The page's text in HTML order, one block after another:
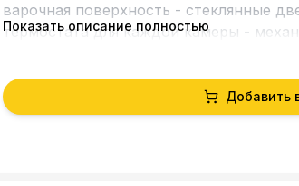
варочная поверхность - стеклянные
термостата для каждой камеры -
Показать описание полностью
Добавить